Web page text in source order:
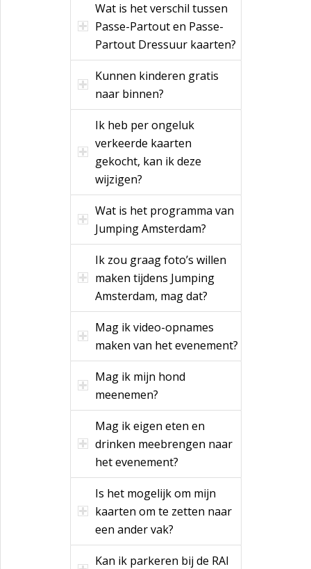
Wat is het verschil tussen
Passe-Partout en Passe-
Partout Dressuur kaarten?
Kunnen kinderen gratis
naar binnen?
Ik heb per ongeluk
verkeerde kaarten
gekocht, kan ik deze
wijzigen?
Wat is het programma van
Jumping Amsterdam?
Ik zou graag foto’s willen
maken tijdens Jumping
Amsterdam, mag dat?
Mag ik video-opnames
maken van het evenement?
Mag ik mijn hond
meenemen?
Mag ik eigen eten en
drinken meebrengen naar
het evenement?
Is het mogelijk om mijn
kaarten om te zetten naar
een ander vak?
Kan ik parkeren bij de RAI